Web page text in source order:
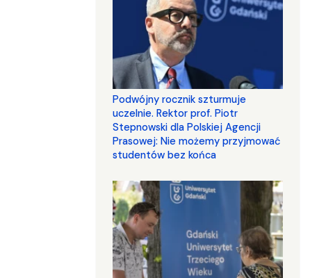
Podwójny rocznik szturmuje
uczelnie. Rektor prof. Piotr
Stepnowski dla Polskiej Agencji
Prasowej: Nie możemy przyjmować
studentów bez końca